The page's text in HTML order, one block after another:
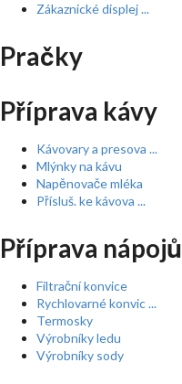
Zákaznické displej ...
Pračky
Příprava kávy
Kávovary a presova ...
Mlýnky na kávu
Napěnovače mléka
Přísluš. ke kávova ...
Příprava nápojů
Filtrační konvice
Rychlovarné konvic ...
Termosky
Výrobníky ledu
Výrobníky sody